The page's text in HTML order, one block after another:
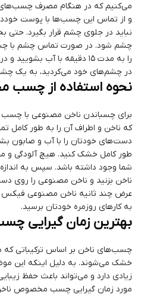
می‌کنیم که در هنگام مصرف چسب‌های
و از تماس این چسب‌ها با پوست
نباید در جلوی چشم قرار بگیرد.
چشم شود. در صورت تماس چشم با
را به مدت 15 دقیقه با آب
در چشم‌های خود می‌کردید، به یک
نحوه استفاده از
برای چسباندن ناخن مصنوعی با
که ناخن و اطراف آن را به طور کامل
دست‌های خودتان را با آب و صابون
طور کامل خشک کنید. هیچ آلودگی و
شما وجود داشته باشد. سپس به
ناخن بزنید و ناخن مصنوعی را روی
عرض چند ثانیه ناخن مصنوعی فیکس
به کارهای روزمره خودتان برسید.
بهترین زمان گیرایی
چسب‌های ناخن بر اساس ترکیباتی که
خشک می‌شوند. به دلیل اینکه این
زیادی دارد و می‌تواند باعث حفظ
مورد زمان گیرایی چسب مخصوص